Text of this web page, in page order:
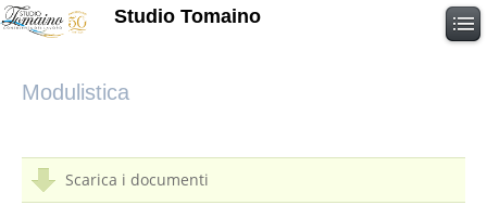
Studio Tomaino
Modulistica
Scarica i documenti